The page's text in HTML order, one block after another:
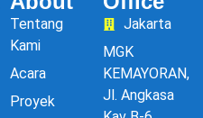
Tentang
Kami
Acara
Proyek
Jakarta
MGK
KEMAYORAN,
Jl. Angkasa